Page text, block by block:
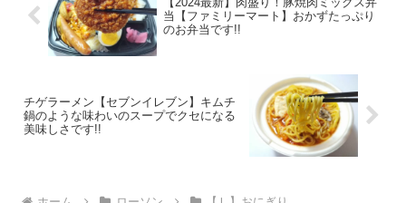
当【ファミリーマート】おかずたっぷり
のお弁当です!!
チゲラーメン【セブンイレブン】キムチ
鍋のような味わいのスープでクセになる
美味しさです!!